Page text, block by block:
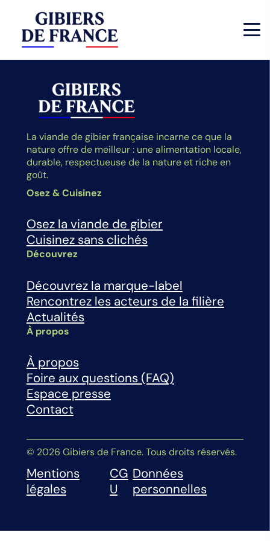
La viande de gibier française incarne ce que la
nature offre de meilleur : une alimentation locale,
durable, respectueuse de la nature et riche en
goût.
Osez & Cuisinez
Osez la viande de gibier
Cuisinez sans clichés
Découvrez
Découvrez la marque-label
Rencontrez les acteurs de la filière
Actualités
À propos
À propos
Foire aux questions (FAQ)
Espace presse
Contact
© 2026 Gibiers de France. Tous droits réservés.
Mentions
légales
CG
U
Données
personnelles